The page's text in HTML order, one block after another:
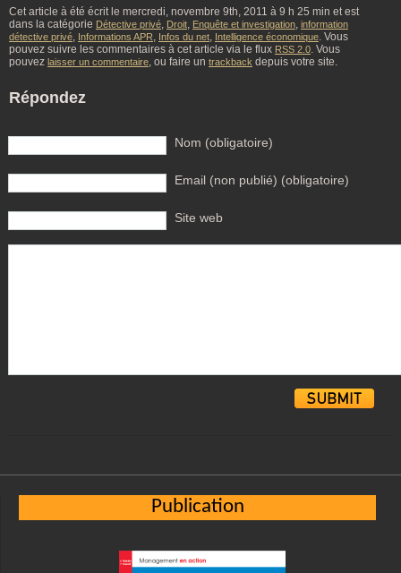
Cet article à été écrit le mercredi, novembre 9th, 2011 à 9 h 25 min et est
dans la catégorie Détective privé, Droit, Enquête et investigation, information
détective privé, Informations APR, Infos du net, Intelligence économique. Vous
pouvez suivre les commentaires à cet article via le flux RSS 2.0. Vous
pouvez laisser un commentaire, ou faire un trackback depuis votre site.
Répondez
Nom (obligatoire)
Email (non publié) (obligatoire)
Site web
Publication